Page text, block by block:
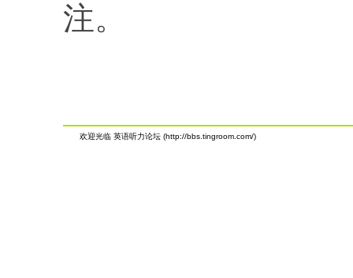
注。
欢迎光临 英语听力论坛 (http://bbs.tingroom.com/)